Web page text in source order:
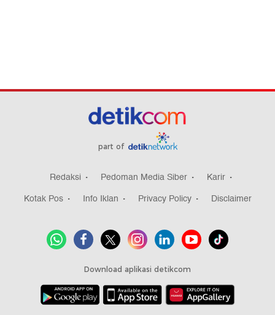
part of
Redaksi Pedoman Media Siber
Karir
Kotak Pos
Info Iklan Privacy Policy Disclaimer
Download aplikasi detikcom